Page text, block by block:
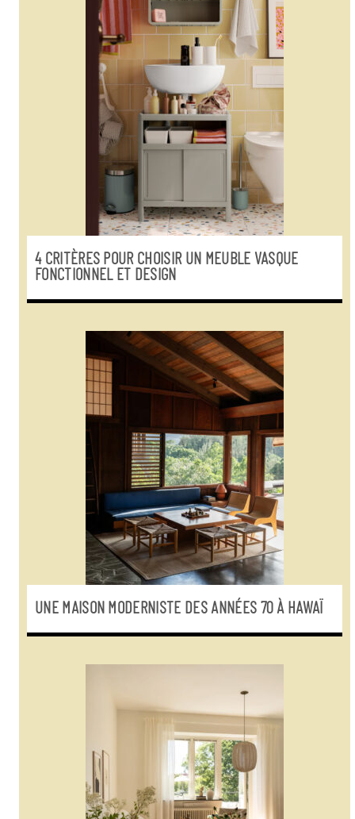
4 CRITÈRES POUR CHOISIR UN MEUBLE VASQUE
FONCTIONNEL ET DESIGN
UNE MAISON MODERNISTE DES ANNÉES 70 À HAWAÏ